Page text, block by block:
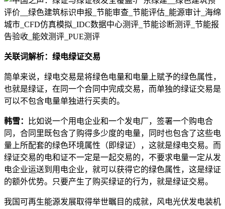
关联词解析：绿电绿证交易
简单来说，绿电交易是将绿色电量和电量上赋予的绿色属性，
也就是绿证，在同一个合同中完成交易，而单独的绿证交易是
可以不包含电量单独进行买卖的。
韩雪：
比如说一个用电企业和一个发电厂，签署一个购电合
同，合同里既包含了购得多少度的电量，同时也包含了这些电
量上所配套的绿色环境属性（即绿证），这就是绿电交易。而
绿证交易的电和证不一定是一起交易的，不要求电量一定从发
电企业运送到用电企业，就可以获得它的绿色属性，这是绿证
的额外优势。只要产生了购买绿证的行为，就是绿证交易。
我国可再生能源发展取得举世瞩目的成就，风电光伏发电装机